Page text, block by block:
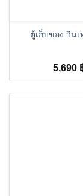
ตู้เก็บของ วินเ
5,690